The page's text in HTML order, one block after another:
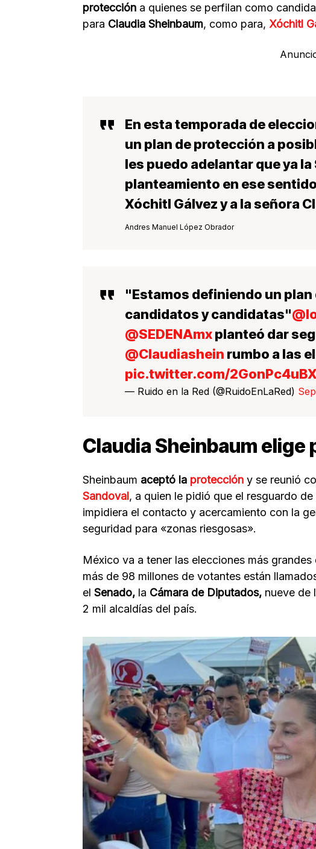
protección a quienes se perfilan como
para Claudia Sheinbaum, como para, Xóchitl
En esta temporada de
un plan de protección a
les puedo adelantar que ya la
planteamiento en ese
Xóchitl Gálvez y a la señora
Andres Manuel López Obrador
"Estamos definiendo un
candidatos y candidatas"
@SEDENAmxplanteó dar
@Claudiashein rumbo a las
pic.twitter.com/2GonPc4uBX
— Ruido en la Red (@RuidoEnLaRed)
Claudia Sheinbaum elige
Sheinbaum aceptó la protección y se reunió
Sandoval, a quien le pidió que el resguardo
impidiera el contacto y acercamiento con la
seguridad para «zonas riesgosas».
México va a tener las elecciones más
más de 98 millones de votantes están
el Senado, la Cámara de Diputados, nueve de
2 mil alcaldías del país.